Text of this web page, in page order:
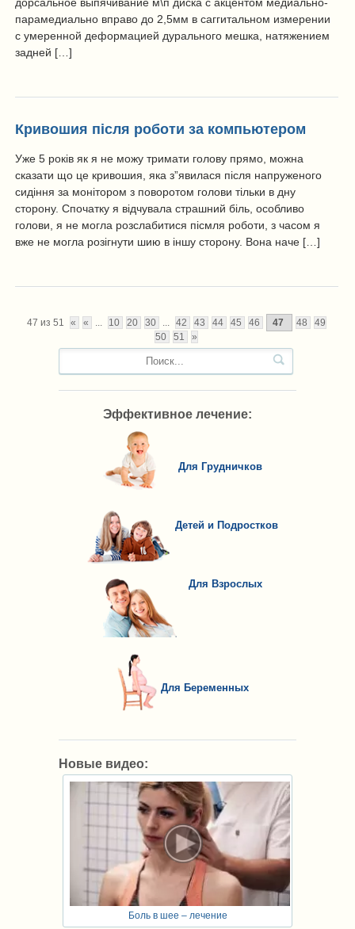
дорсальное выпячивание м\п диска с акцентом медиально-
парамедиально вправо до 2,5мм в саггитальном измерении
с умеренной деформацией дурального мешка, натяжением
задней […]
Кривошия після роботи за компьютером
Уже 5 років як я не можу тримати голову прямо, можна
сказати що це кривошия, яка з”явилася після напруженого
сидіння за монітором з поворотом голови тільки в дну
сторону. Спочатку я відчувала страшний біль, особливо
голови, я не могла розслабитися пісмля роботи, з часом я
вже не могла розігнути шию в іншу сторону. Вона наче […]
47 из 51 « « ... 10 20 30 ... 42 43 44 45 46 47 48
49
50
51 »
Эффективное лечение:
Для Грудничков
Детей и Подростков
Для Взрослых
Для Беременных
Новые видео:
Боль в шее – лечение